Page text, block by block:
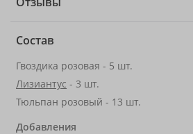
Состав
Гвоздика розовая - 5 шт.
Лизиантус - 3 шт.
Тюльпан розовый - 13 шт.
Добавления